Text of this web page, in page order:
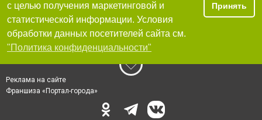
с целью получения маркетинговой и
статистической информации. Условия
обработки данных посетителей сайта см.
"Политика конфиденциальности"
Принять
Реклама на сайте
Франшиза «Портал-города»